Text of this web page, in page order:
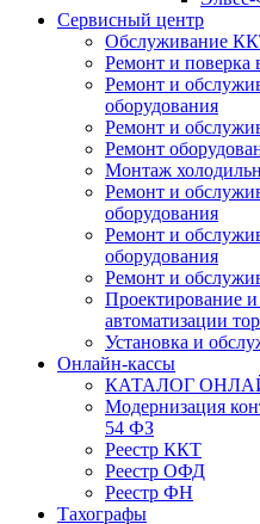
Сервисный центр
Обслуживание
Ремонт и поверка
Ремонт и
оборудования
Ремонт и
Ремонт
Монтаж
Ремонт и
оборудования
Ремонт и
оборудования
Ремонт и
Проектирование
автоматизации
Установка и
Онлайн-кассы
КАТАЛОГ
Модернизация
54 ФЗ
Реестр ККТ
Реестр ОФД
Реестр ФН
Тахографы